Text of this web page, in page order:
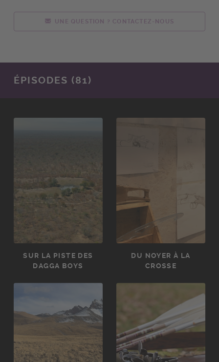
UNE QUESTION ? CONTACTEZ-NOUS
ÉPISODES (81)
SUR LA PISTE DES
DAGGA BOYS
DU NOYER À LA
CROSSE